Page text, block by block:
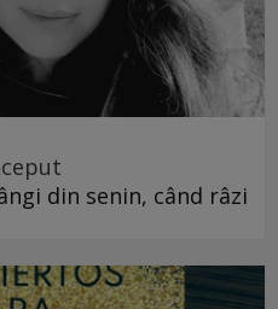
din senin, când râzi